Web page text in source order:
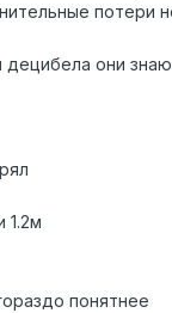
они
1.2м
понятнее